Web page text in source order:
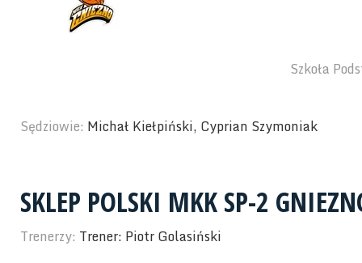
Szkoła
Sędziowie: Michał Kiełpiński, Cyprian Szymoniak
SKLEP POLSKI MKK SP-2
Trenerzy: Trener: Piotr Golasiński